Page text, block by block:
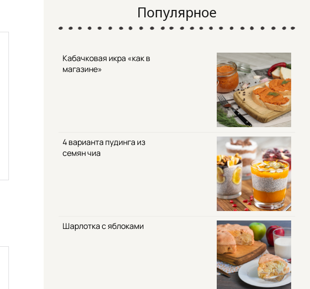
Популярное
Кабачковая икра «как в
магазине»
4 варианта пудинга из
семян чиа
Шарлотка с яблоками